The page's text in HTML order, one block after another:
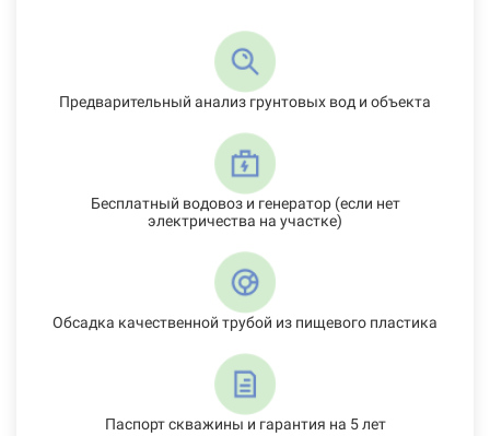
Предварительный анализ грунтовых вод и объекта
Бесплатный водовоз и генератор (если нет
электричества на участке)
Обсадка качественной трубой из пищевого пластика
Паспорт скважины и гарантия на 5 лет